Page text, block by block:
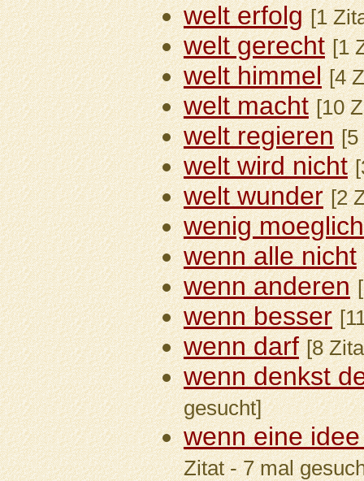
welt erfolg [1
welt gerecht [1
welt himmel [4
welt macht [10
welt regieren [5
welt wird nicht
welt wunder [2
wenig moeglich
wenn alle nicht
wenn anderen
wenn besser
wenn darf [8
wenn denkst
gesucht]
wenn eine
Zitat - 7 mal